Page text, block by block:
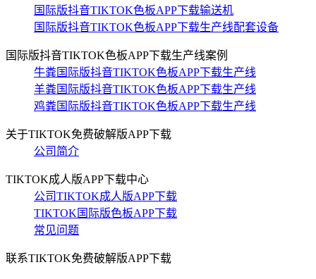
国际版抖音TIKTOK色板APP下载输送机
国际版抖音TIKTOK色板APP下载生产线配套设备
国际版抖音TIKTOK色板APP下载生产线案例
牛粪国际版抖音TIKTOK色板APP下载生产线
羊粪国际版抖音TIKTOK色板APP下载生产线
鸡粪国际版抖音TIKTOK色板APP下载生产线
关于TIKTOK免费破解版APP下载
公司简介
TIKTOK成人版APP下载中心
公司TIKTOK成人版APP下载
TIKTOK国际版色板APP下载
常见问题
联系TIKTOK免费破解版APP下载